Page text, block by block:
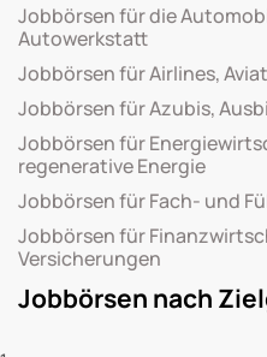
Jobbörsen für die
Autowerkstatt
Jobbörsen für Airlines,
Jobbörsen für Azubis,
Jobbörsen für
regenerative Energie
Jobbörsen für Fach- und
Jobbörsen für
Versicherungen
Jobbörsen nach